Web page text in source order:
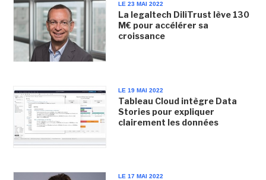
LE 23 MAI 2022
La legaltech DiliTrust lève 130
M€ pour accélérer sa
croissance
LE 19 MAI 2022
Tableau Cloud intègre Data
Stories pour expliquer
clairement les données
LE 17 MAI 2022